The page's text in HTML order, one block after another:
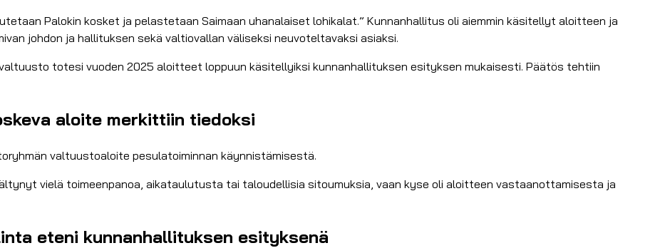
Palokin kosket ja pelastetaan Saimaan uhanalaiset lohikalat.” Kunnanhallitus oli aiemmin käsitellyt aloitteen ja
johdon ja hallituksen sekä valtiovallan väliseksi neuvoteltavaksi asiaksi.
totesi vuoden 2025 aloitteet loppuun käsitellyiksi kunnanhallituksen esityksen mukaisesti. Päätös tehtiin
aloite merkittiin tiedoksi
valtuustoaloite pesulatoiminnan käynnistämisestä.
vielä toimeenpanoa, aikataulutusta tai taloudellisia sitoumuksia, vaan kyse oli aloitteen vastaanottamisesta ja
eteni kunnanhallituksen esityksenä